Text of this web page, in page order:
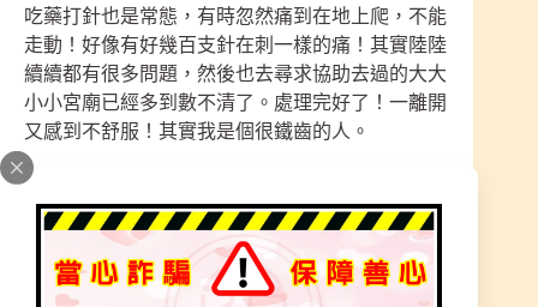
吃藥打針也是常態，有時忽然痛到在地上爬，不能
走動！好像有好幾百支針在刺一樣的痛！其實陸陸
續續都有很多問題，然後也去尋求協助去過的大大
小小宮廟已經多到數不清了。處理完好了！一離開
又感到不舒服！其實我是個很鐵齒的人。
從不相信到慢慢接受，因為長期的身體狀況不佳也
因為會一直聽到聲音在跟我對話。甚至的看到無
形，睡眠品質不好，最近也又發生車禍，所以覺得
事情不單純。想尋求協助從網上找到了三清宮，因